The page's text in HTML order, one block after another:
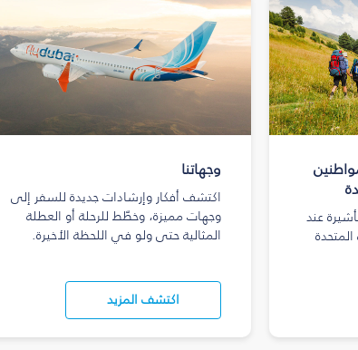
عند
وجهاتنا
اكتشف أفكار وإرشادات جديدة للسفر إلى
وجهات مميزة، وخطّط للرحلة أو العطلة
المثالية حتى ولو في اللحظة الأخيرة.
اكتشف المزيد